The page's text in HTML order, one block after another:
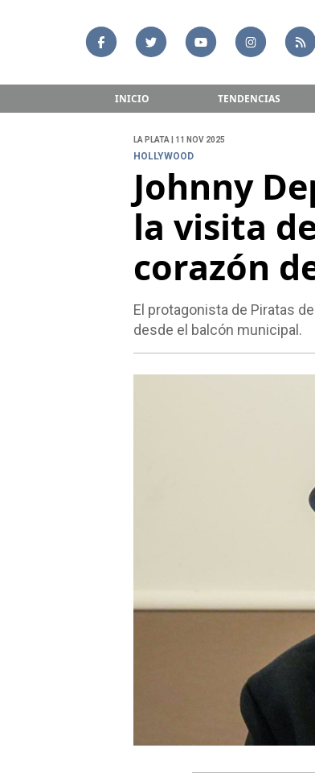
INICIO TENDENCIAS
LA PLATA | 11 NOV 2025
HOLLYWOOD
Johnny
la visita
corazón
El protagonista de Piratas
desde el balcón municipal.